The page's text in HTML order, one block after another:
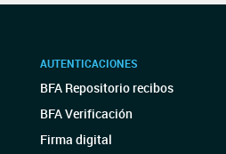
AUTENTICACIONES
BFA Repositorio recibos
BFA Verificación
Firma digital